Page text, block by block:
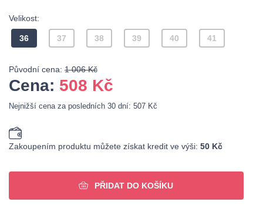
Velikost:
36 37 38 39 40 41
Původní cena: 1 006 Kč
Cena: 508 Kč
Nejnižší cena za posledních 30 dní: 507 Kč
Zakoupením produktu můžete získat kredit ve výši: 50 Kč
PŘIDAT DO KOŠÍKU